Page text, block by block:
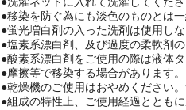
●洗濯ネットに入れて洗濯してくだ
●移染を防ぐ為にも淡色のものとは
●蛍光増白剤の入った洗剤は使用し
●塩素系漂白剤、及び過度の柔軟剤
●酸素系漂白剤をご使用の際は液体
●摩擦等で移染する場合があります。
●乾燥機のご使用はおやめください